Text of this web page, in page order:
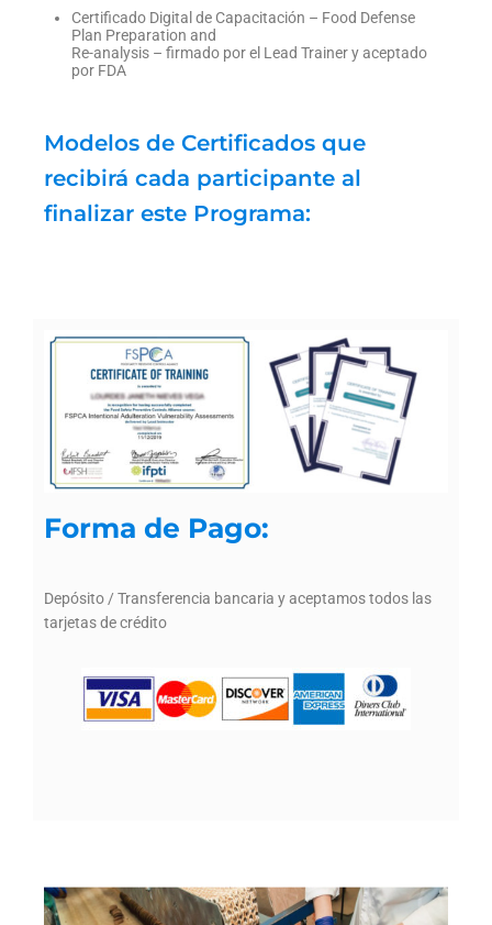
Certificado Digital de Capacitación – Food Defense
Plan Preparation and
Re-analysis – firmado por el Lead Trainer y aceptado
por FDA
Modelos de Certificados que
recibirá cada participante al
finalizar este Programa:
Forma de Pago:
Depósito / Transferencia bancaria y aceptamos todos las
tarjetas de crédito